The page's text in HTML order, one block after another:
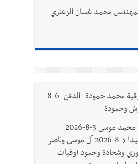
أن يبقى الشعب الفلسطيني يعيش كل هذا الألم؟ وإلى متى
محمد غسان الزعتري
وفاة الحاجة رقية محمد حمودة -الدفن -6-8-
وفاة مصطفى محمد موسى 3-8-2026
والتعازي في صيدا 5-8-2026 آل موسى وناصر
وشحادة وحمود (وفيات